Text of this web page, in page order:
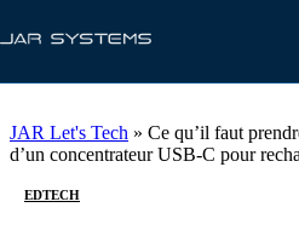
JAR Let's Tech » Ce qu’il faut
d’un concentrateur USB-C pour
EDTECH